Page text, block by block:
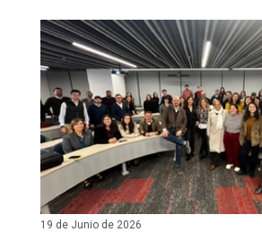
19 de Junio de 2026